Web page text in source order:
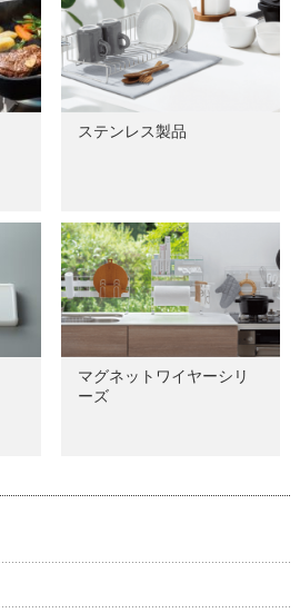
ステンレス製品
マグネットワイヤーシリ
ーズ